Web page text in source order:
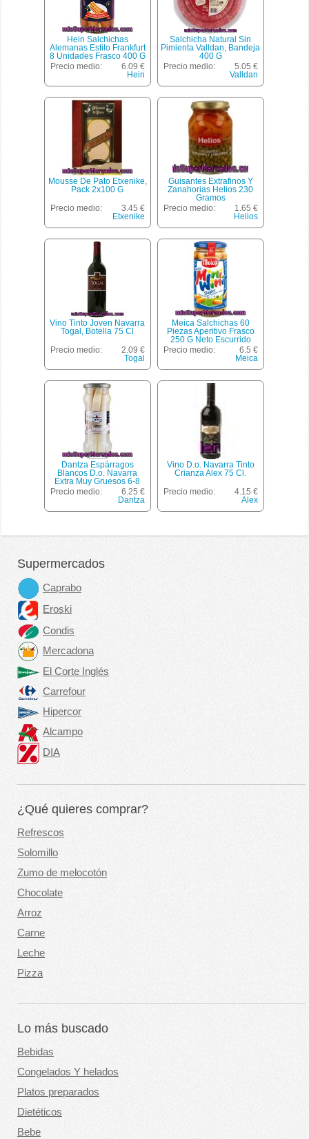
Hein Salchichas
Alemanas Estilo Frankfurt
8 Unidades Frasco 400 G
Neto Escurrido
Precio medio:
6.09 €
Hein
Salchicha Natural Sin
Pimienta Valldan, Bandeja
400 G
Precio medio:
5.05 €
Valldan
Mousse De Pato Etxenike,
Pack 2x100 G
Precio medio:
3.45 €
Etxenike
Guisantes Extrafinos Y
Zanahorias Helios 230
Gramos
Precio medio:
1.65 €
Helios
Vino Tinto Joven Navarra
Togal, Botella 75 Cl
Precio medio:
2.09 €
Togal
Meica Salchichas 60
Piezas Aperitivo Frasco
250 G Neto Escurrido
Precio medio:
6.5 €
Meica
Dantza Espárragos
Blancos D.o. Navarra
Extra Muy Gruesos 6-8
Piezas Frasco 205 G Neto
Precio medio:
6.25 €
Dantza
Vino D.o. Navarra Tinto
Crianza Alex 75 Cl.
Precio medio:
4.15 €
Alex
Supermercados
Caprabo
Eroski
Condis
Mercadona
El Corte Inglés
Carrefour
Hipercor
Alcampo
DIA
¿Qué quieres comprar?
Refrescos
Solomillo
Zumo de melocotón
Chocolate
Arroz
Carne
Leche
Pizza
Lo más buscado
Bebidas
Congelados Y helados
Platos preparados
Dietéticos
Bebe